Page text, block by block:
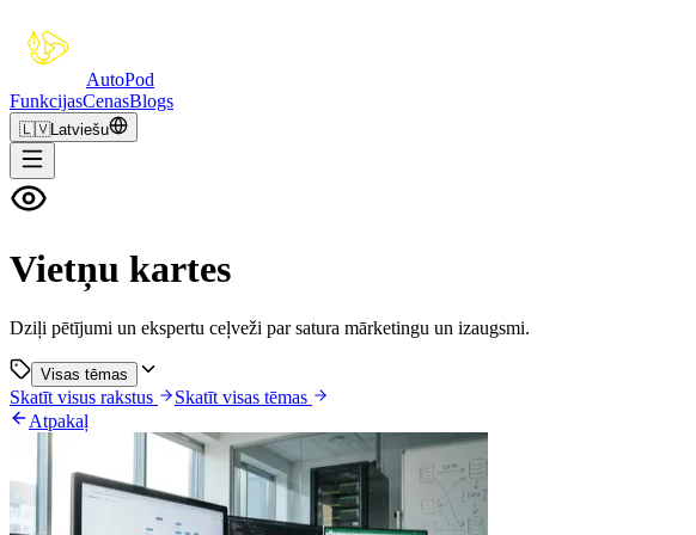
AutoPod
FunkcijasCenasBlogs
🇱🇻Latviešu
Vietņu kartes
Dziļi pētījumi un ekspertu ceļveži par satura mārketingu un izaugsmi.
Visas tēmas
Skatīt visus rakstus
Skatīt visas tēmas
Atpakaļ